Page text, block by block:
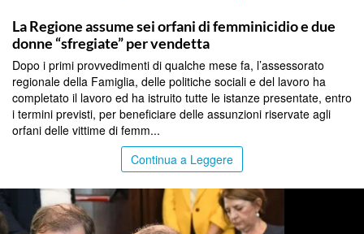
La Regione assume sei orfani di femminicidio e due
donne “sfregiate” per vendetta
Dopo i primi provvedimenti di qualche mese fa, l’assessorato
regionale della Famiglia, delle politiche sociali e del lavoro ha
completato il lavoro ed ha istruito tutte le istanze presentate, entro
i termini previsti, per beneficiare delle assunzioni riservate agli
orfani delle vittime di femm...
Continua a Leggere